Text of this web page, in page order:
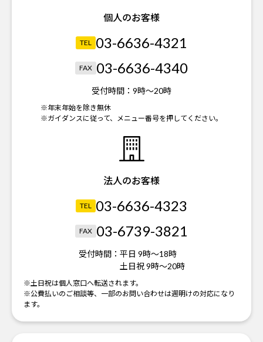
個人のお客様
TEL 03-6636-4321
FAX 03-6636-4340
受付時間： 9時～20時
※年末年始を除き無休
※ガイダンスに従って、メニュー番号を押してください。
法人のお客様
TEL 03-6636-4323
FAX 03-6739-3821
受付時間： 平日 9時～18時
土日祝 9時～20時
※土日祝は個人窓口へ転送されます。
※公費払いのご相談等、一部のお問い合わせは週明けの対応になり
ます。